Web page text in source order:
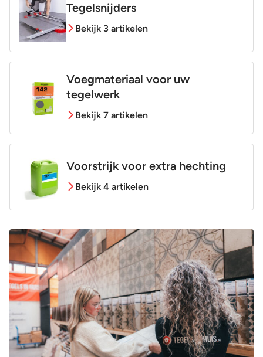
Tegelsnijders
Bekijk 3 artikelen
Voegmateriaal voor uw
tegelwerk
Bekijk 7 artikelen
Voorstrijk voor extra hechting
Bekijk 4 artikelen